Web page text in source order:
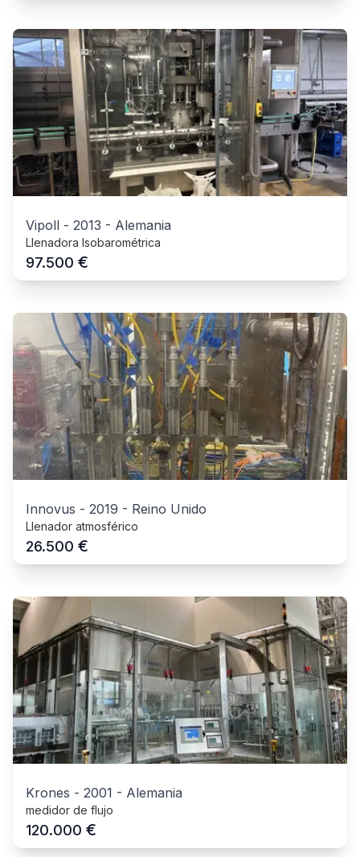
Vipoll - 2013 - Alemania
Llenadora Isobarométrica
97.500 €
Innovus - 2019 - Reino Unido
Llenador atmosférico
26.500 €
Krones - 2001 - Alemania
medidor de flujo
120.000 €